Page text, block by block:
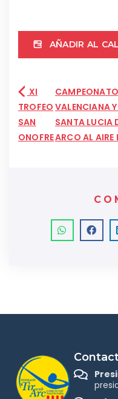
AÑADIR AL
XI
TROFEO
SAN
ONOFRE
VALENCIANA
SANTA LUCIA
ARCO AL AIRE